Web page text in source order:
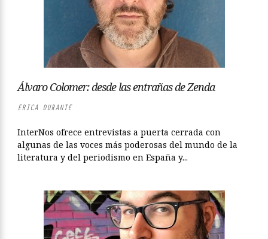
Álvaro Colomer: desde las entrañas de Zenda
ERICA DURANTE
InterNos ofrece entrevistas a puerta cerrada con
algunas de las voces más poderosas del mundo de la
literatura y del periodismo en España y...